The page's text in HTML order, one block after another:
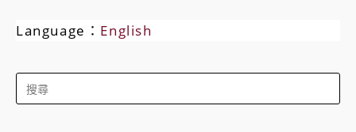
Language： English
Search
for: